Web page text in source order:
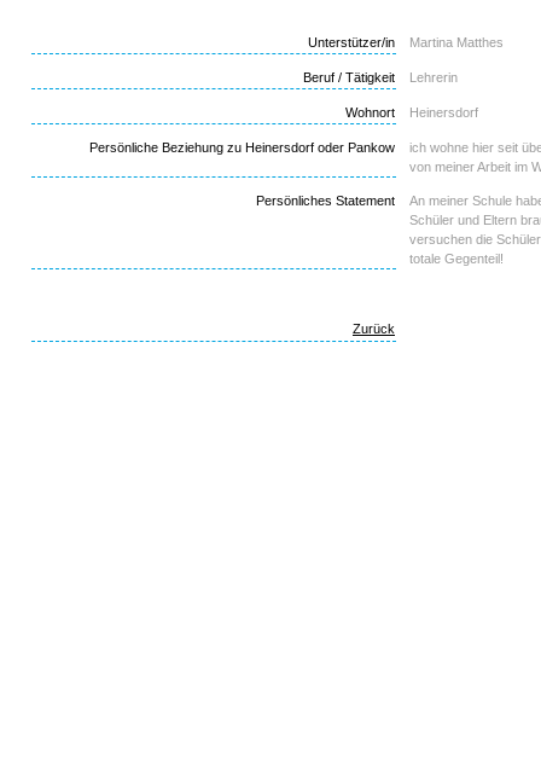
Unterstützer/in Martina Matthes
Beruf / Tätigkeit Lehrerin
Wohnort Heinersdorf
Persönliche Beziehung zu Heinersdorf oder Pankow
ich wohne hier seit
von meiner Arbeit im
Persönliches Statement
An meiner Schule
Schüler und Eltern
versuchen die
totale Gegenteil!
Zurück